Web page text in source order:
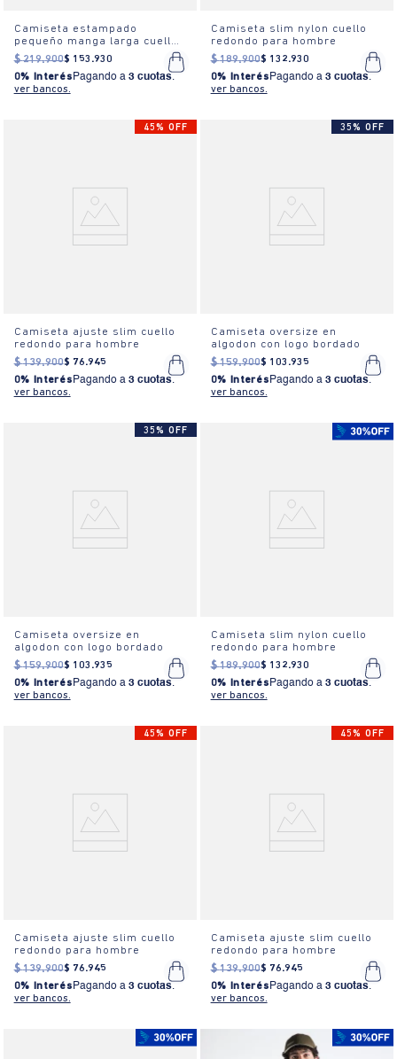
Camiseta estampado
pequeño manga larga cuello
redondo para hombre
$ 219.900$ 153 .930
0% Interés Pagando a 3 cuotas.
ver bancos.
Camiseta slim nylon cuello
redondo para hombre
$ 189.900$ 132.930
0% Interés Pagando a 3 cuotas.
ver bancos.
45% OFF
Camiseta ajuste slim cuello
redondo para hombre
$ 139.900$ 76.945
0% Interés Pagando a 3 cuotas.
ver bancos.
35% OFF
Camiseta oversize en
algodon con logo bordado
$ 159.900$ 103 .935
0% Interés Pagando a 3 cuotas.
ver bancos.
35% OFF
Camiseta oversize en
algodon con logo bordado
$ 159.900$ 103 .935
0% Interés Pagando a 3 cuotas.
ver bancos.
Camiseta slim nylon cuello
redondo para hombre
$ 189.900$ 132.930
0% Interés Pagando a 3 cuotas.
ver bancos.
45% OFF
Camiseta ajuste slim cuello
redondo para hombre
$ 139.900$ 76.945
0% Interés Pagando a 3 cuotas.
ver bancos.
45% OFF
Camiseta ajuste slim cuello
redondo para hombre
$ 139.900$ 76.945
0% Interés Pagando a 3 cuotas.
ver bancos.